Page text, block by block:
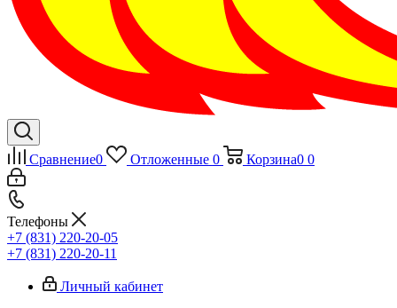
Сравнение0 Отложенные 0 Корзина0 0
Телефоны
+7 (831) 220-20-05
+7 (831) 220-20-11
Личный кабинет